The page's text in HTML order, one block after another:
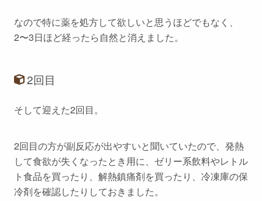
なので特に薬を処方して欲しいと思うほどでもなく、
2〜3日ほど経ったら自然と消えました。
2回目
そして迎えた2回目。
2回目の方が副反応が出やすいと聞いていたので、発熱
して食欲が失くなったとき用に、ゼリー系飲料やレトル
ト食品を買ったり、解熱鎮痛剤を買ったり、冷凍庫の保
冷剤を確認したりしておきました。